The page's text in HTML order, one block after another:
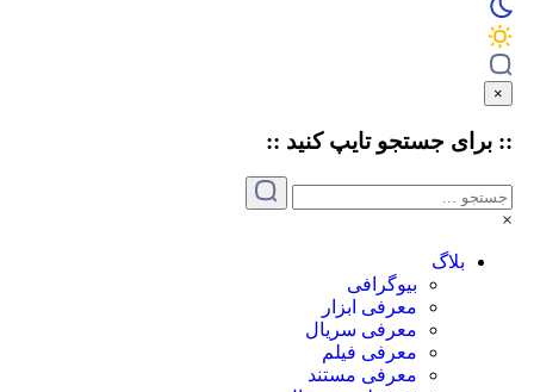
×
:: برای جستجو تایپکنید ::
×
بلاگ
بیوگرافی
معرفی ابزار
معرفی سریال
معرفی فیلم
معرفی مستند